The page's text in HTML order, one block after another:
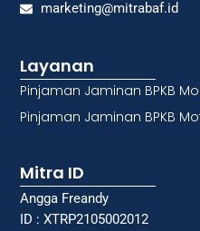
marketing@mitrabaf.id
Layanan
Pinjaman Jaminan BPKB
Pinjaman Jaminan BPKB
Mitra ID
Angga Freandy
ID : XTRP2105002012